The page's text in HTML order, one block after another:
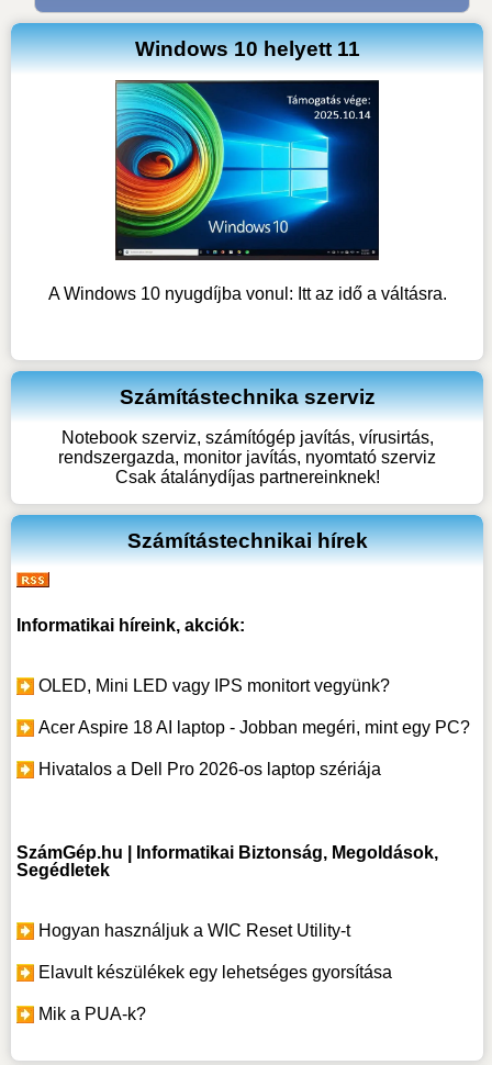
Windows 10 helyett 11
A Windows 10 nyugdíjba vonul: Itt az idő a váltásra.
Számítástechnika szerviz
Notebook szerviz, számítógép javítás, vírusirtás,
rendszergazda, monitor javítás, nyomtató szerviz
Csak átalánydíjas partnereinknek!
Számítástechnikai hírek
Informatikai híreink, akciók:
OLED, Mini LED vagy IPS monitort vegyünk?
Acer Aspire 18 AI laptop - Jobban megéri, mint egy PC?
Hivatalos a Dell Pro 2026-os laptop szériája
SzámGép.hu | Informatikai Biztonság, Megoldások,
Segédletek
Hogyan használjuk a WIC Reset Utility-t
Elavult készülékek egy lehetséges gyorsítása
Mik a PUA-k?